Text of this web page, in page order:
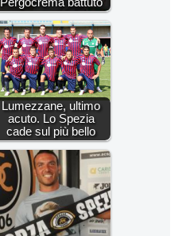
Lumezzane, ultimo
acuto. Lo Spezia
cade sul più bello